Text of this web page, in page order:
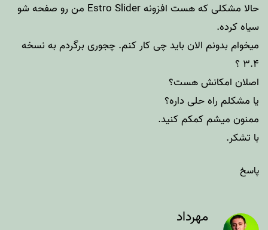
حالا مشکلی که هست افزونه Estro Slider من رو صفحه شو
سیاه کرده.
میخوام بدونم الان باید چی کار کنم. چجوری برگردم به نسخه
۳.۴ ؟
اصلان امکانش هست؟
یا مشکلم راه حلی داره؟
ممنون میشم کمکم کنید.
با تشکر.
پاسخ
مهرداد